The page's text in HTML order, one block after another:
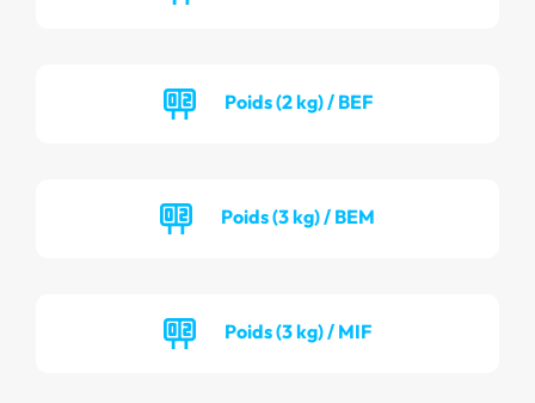
Poids (2 kg) / BEF
Poids (3 kg) / BEM
Poids (3 kg) / MIF